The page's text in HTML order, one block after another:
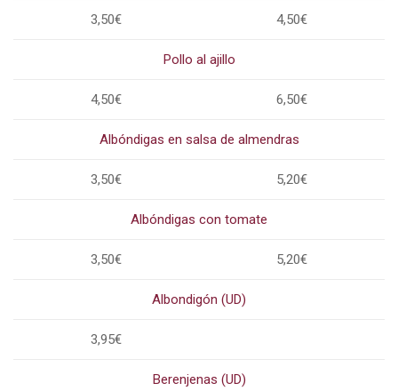
3,50€ 4,50€
Pollo al ajillo
4,50€ 6,50€
Albóndigas en salsa de almendras
3,50€ 5,20€
Albóndigas con tomate
3,50€ 5,20€
Albondigón (UD)
3,95€
Berenjenas (UD)